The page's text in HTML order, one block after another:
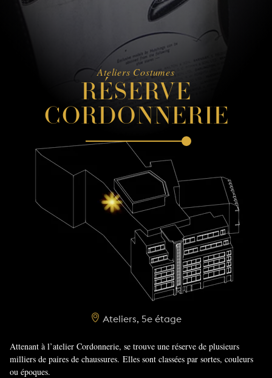
Ateliers Costumes
RÉSERVE
CORDONNERIE
Ateliers, 5e étage
Attenant à l’atelier Cordonnerie, se trouve une réserve de plusieurs
milliers de paires de chaussures. Elles sont classées par sortes, couleurs
ou époques.